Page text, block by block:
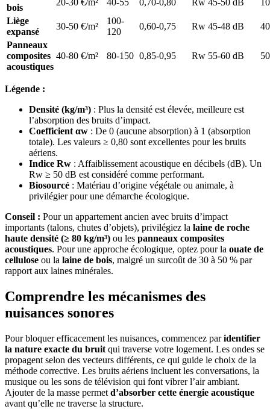
bois
20-30 €/m² 40-55 0,70-0,80 Rw 45-50 dB
Liège
expansé
30-50 €/m²
100-
120
0,60-0,75 Rw 45-48 dB
Panneaux
composites
acoustiques
40-80 €/m² 80-150 0,85-0,95 Rw 55-60 dB
Légende :
Densité (kg/m³) : Plus la densité est élevée, meilleure est
l’absorption des bruits d’impact.
Coefficient αw : De 0 (aucune absorption) à 1 (absorption
totale). Les valeurs ≥ 0,80 sont excellentes pour les bruits
aériens.
Indice Rw : Affaiblissement acoustique en décibels (dB). Un
Rw ≥ 50 dB est considéré comme performant.
Biosourcé : Matériau d’origine végétale ou animale, à
privilégier pour une démarche écologique.
Conseil : Pour un appartement ancien avec bruits d’impact
importants (talons, chutes d’objets), privilégiez la laine de roche
haute densité (≥ 80 kg/m³) ou les panneaux composites
acoustiques. Pour une approche écologique, optez pour la ouate de
cellulose ou la laine de bois, malgré un surcoût de 30 à 50 % par
rapport aux laines minérales.
Comprendre les mécanismes des
nuisances sonores
Pour bloquer efficacement les nuisances, commencez paridentifier
la nature exacte du bruit qui traverse votre logement. Les ondes se
propagent selon des vecteurs différents, ce qui guide le choix de la
méthode corrective. Les bruits aériens incluent les conversations, la
musique ou les sons de télévision qui font vibrer l’air ambiant.
Ajouter de la masse permet d’absorber cette énergie acoustique
avant qu’elle ne traverse la structure.